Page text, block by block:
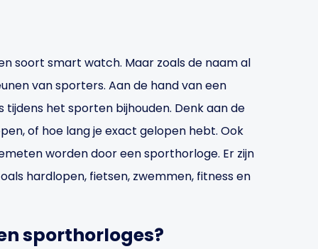
soort smart watch. Maar zoals de naam al
van sporters. Aan de hand van een
het sporten bijhouden. Denk aan de
of hoe lang je exact gelopen hebt. Ook
worden door een sporthorloge. Er zijn
hardlopen, fietsen, zwemmen, fitness en
sporthorloges?